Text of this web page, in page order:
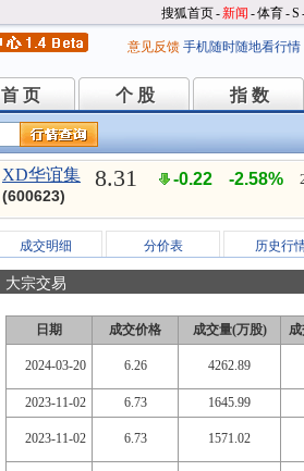
搜狐首页-新闻 -体育-S
意见反馈 手机随时随地看行情
首 页
首 页 个 股
个 股 指 数
指 数
XD华谊集
(600623)
8.31 -0.22 -2.58%
成交明细 分价表 历史行
大宗交易
日期 成交价格 成交量(万股)
2024-03-20 6.26 4262.89
2023-11-02 6.73 1645.99
2023-11-02 6.73 1571.02